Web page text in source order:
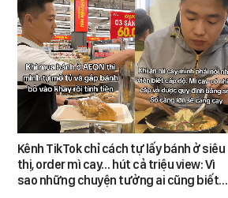
Kênh TikTok chỉ cách tự lấy bánh ở siêu
thị, order mì cay… hút cả triệu view: Vì
sao những chuyện tưởng ai cũng biết…